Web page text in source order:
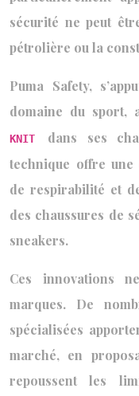
sécurité ne peut
pétrolière ou la
Puma Safety,
domaine du sport,
KNIT dans ses
technique offre une
de respirabilité et
des chaussures de
sneakers.
Ces innovations
marques. De
spécialisées
marché, en
repoussent les